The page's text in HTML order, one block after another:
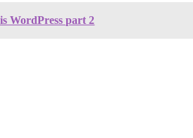
WordPress part 2